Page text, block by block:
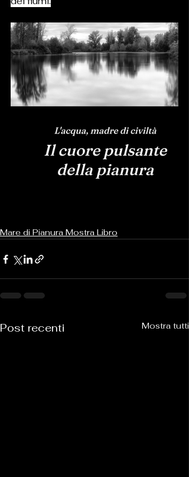
Mare di Pianura Mostra Libro
Post recenti Mostra tutti